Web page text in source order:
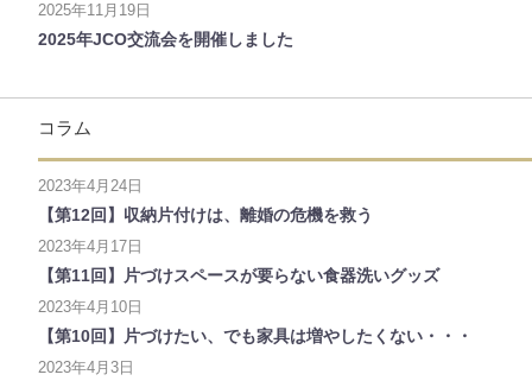
2025年11月19日
2025年JCO交流会を開催しました
コラム
2023年4月24日
【第12回】収納片付けは、離婚の危機を救う
2023年4月17日
【第11回】片づけスペースが要らない食器洗いグッズ
2023年4月10日
【第10回】片づけたい、でも家具は増やしたくない・・・
2023年4月3日